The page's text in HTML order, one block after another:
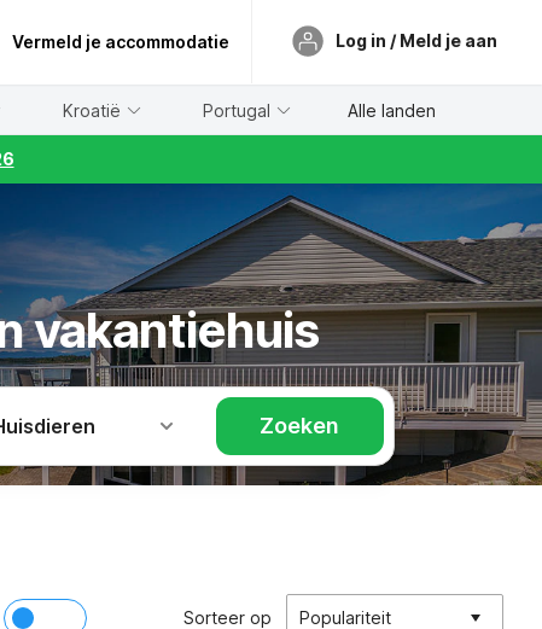
Vermeld je accommodatie Log in / Meld je aan
Kroatië Portugal Alle landen
vakantiehuis
Zoeken
Sorteer op Populariteit